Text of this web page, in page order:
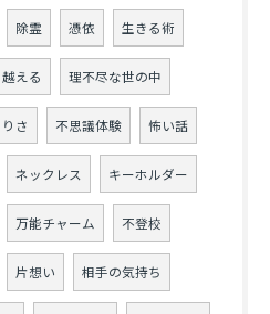
除霊 憑依 生きる術
える 理不尽な世の中
さ 不思議体験 怖い話
ネックレス キーホルダー
万能チャーム 不登校
片想い 相手の気持ち